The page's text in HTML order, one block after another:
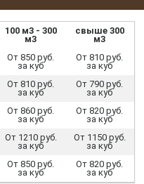
100 м3 - 300
м3
свыше 300
м3
От 850 руб.
за куб
От 810 руб.
за куб
От 810 руб.
за куб
От 790 руб.
за куб
От 860 руб.
за куб
От 820 руб.
за куб
От 1210 руб.
за куб
От 1150 руб.
за куб
От 850 руб.
за куб
От 820 руб.
за куб